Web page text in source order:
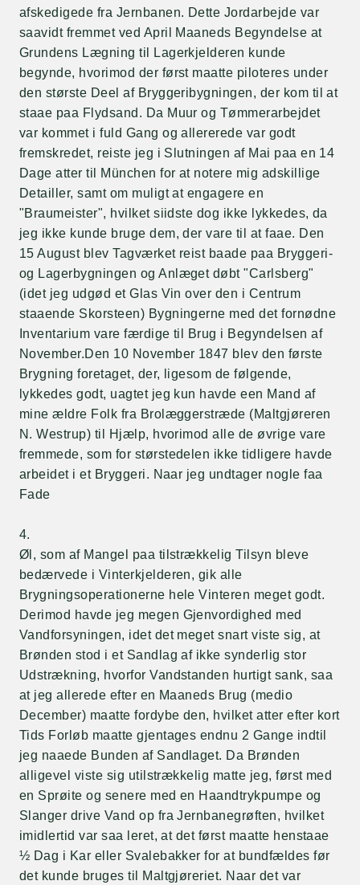
afskedigede fra Jernbanen. Dette Jordarbejde var
saavidt fremmet ved April Maaneds Begyndelse at
Grundens Lægning til Lagerkjelderen kunde
begynde, hvorimod der først maatte piloteres under
den største Deel af Bryggeribygningen, der kom til at
staae paa Flydsand. Da Muur og Tømmerarbejdet
var kommet i fuld Gang og allererede var godt
fremskredet, reiste jeg i Slutningen af Mai paa en 14
Dage atter til München for at notere mig adskillige
Detailler, samt om muligt at engagere en
"Braumeister", hvilket siidste dog ikke lykkedes, da
jeg ikke kunde bruge dem, der vare til at faae. Den
15 August blev Tagværket reist baade paa Bryggeri-
og Lagerbygningen og Anlæget døbt "Carlsberg"
(idet jeg udgød et Glas Vin over den i Centrum
staaende Skorsteen) Bygningerne med det fornødne
Inventarium vare færdige til Brug i Begyndelsen af
November.Den 10 November 1847 blev den første
Brygning foretaget, der, ligesom de følgende,
lykkedes godt, uagtet jeg kun havde een Mand af
mine ældre Folk fra Brolæggerstræde (Maltgjøreren
N. Westrup) til Hjælp, hvorimod alle de øvrige vare
fremmede, som for størstedelen ikke tidligere havde
arbeidet i et Bryggeri. Naar jeg undtager nogle faa
Fade
4.
Øl, som af Mangel paa tilstrækkelig Tilsyn bleve
bedærvede i Vinterkjelderen, gik alle
Brygningsoperationerne hele Vinteren meget godt.
Derimod havde jeg megen Gjenvordighed med
Vandforsyningen, idet det meget snart viste sig, at
Brønden stod i et Sandlag af ikke synderlig stor
Udstrækning, hvorfor Vandstanden hurtigt sank, saa
at jeg allerede efter en Maaneds Brug (medio
December) maatte fordybe den, hvilket atter efter kort
Tids Forløb maatte gjentages endnu 2 Gange indtil
jeg naaede Bunden af Sandlaget. Da Brønden
alligevel viste sig utilstrækkelig matte jeg, først med
en Sprøite og senere med en Haandtrykpumpe og
Slanger drive Vand op fra Jernbanegrøften, hvilket
imidlertid var saa leret, at det først maatte henstaae
½ Dag i Kar eller Svalebakker for at bundfældes før
det kunde bruges til Maltgjøreriet. Naar det var